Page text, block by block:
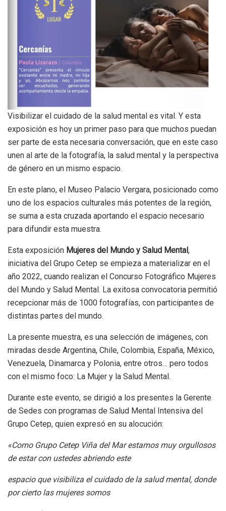
Visibilizar el cuidado de la salud mental es vital. Y esta
exposición es hoy un primer paso para que muchos puedan
ser parte de esta necesaria conversación, que en este caso
unen al arte de la fotografía, la salud mental y la perspectiva
de género en un mismo espacio.
En este plano, el Museo Palacio Vergara, posicionado como
uno de los espacios culturales más potentes de la región,
se suma a esta cruzada aportando el espacio necesario
para difundir esta muestra.
Esta exposición Mujeres del Mundo y Salud Mental,
iniciativa del Grupo Cetep se empieza a materializar en el
año 2022, cuando realizan el Concurso Fotográfico Mujeres
del Mundo y Salud Mental. La exitosa convocatoria permitió
recepcionar más de 1000 fotografías, con participantes de
distintas partes del mundo.
La presente muestra, es una selección de imágenes, con
miradas desde Argentina, Chile, Colombia, España, México,
Venezuela, Dinamarca y Polonia, entre otros… pero todos
con el mismo foco: La Mujer y la Salud Mental.
Durante este evento, se dirigió a los presentes la Gerente
de Sedes con programas de Salud Mental Intensiva del
Grupo Cetep, quien expresó en su alocución:
«Como Grupo Cetep Viña del Mar estamos muy orgullosos
de estar con ustedes abriendo este
espacio que visibiliza el cuidado de la salud mental, donde
por cierto las mujeres somos